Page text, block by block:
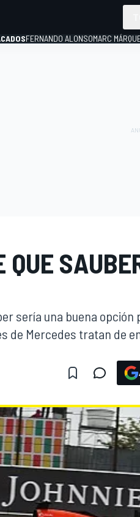
FERNANDO ALONSOMARC
QUE
sería una buena opción
de Mercedes tratan de